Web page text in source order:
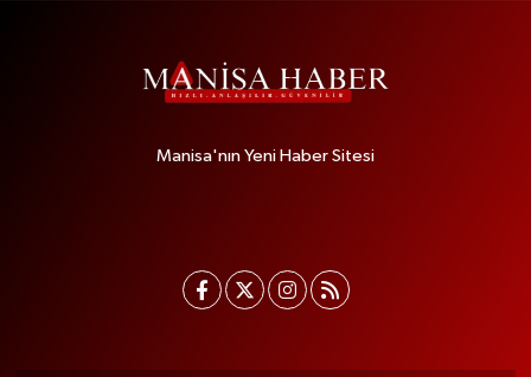
Manisa'nın Yeni Haber Sitesi